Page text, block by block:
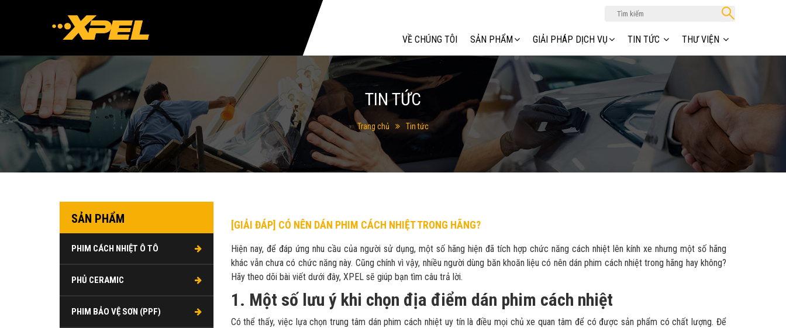
VỀ CHÚNG TÔI SẢN PHẨM GIẢI PHÁP DỊCH VỤ TIN TỨC THƯ VIỆN
TIN TỨC
Trang chủ Tin tức
[GIẢI ĐÁP] CÓ NÊN DÁN PHIM CÁCH NHIỆT TRONG HÃNG?
Hiện nay, để đáp ứng nhu cầu của người sử dụng, một số hãng hiện đã tích hợp chức năng cách nhiệt lên kính xe nhưng một số hãng
khác vẫn chưa có chức năng này. Cũng chính vì vậy, nhiều người dùng băn khoăn liệu có nên dán phim cách nhiệt trong hãng hay không?
Hãy theo dõi bài viết dưới đây, XPEL sẽ giúp bạn tìm câu trả lời.
1. Một số lưu ý khi chọn địa điểm dán phim cách nhiệt
Có thể thấy, việc lựa chọn trung tâm dán phim cách nhiệt uy tín là điều mọi chủ xe quan tâm để có được sản phẩm có chất lượng. Để
SẢN PHẨM
PHIM CÁCH NHIỆT Ô TÔ
PHỦ CERAMIC
PHIM BẢO VỆ SƠN (PPF)